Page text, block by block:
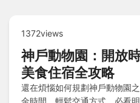
1372views
神戶動物園：開放
美食住宿全攻略
還在煩惱如何規劃神戶動物園
金時間、輕鬆交通方式、必看